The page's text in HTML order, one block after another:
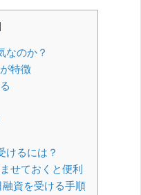
なのか？
特徴
けるには？
せておくと便利
資を受ける手順